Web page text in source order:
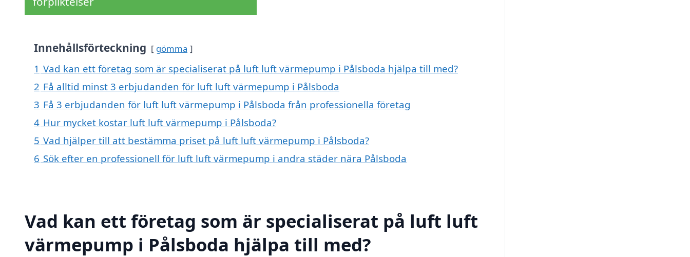
Innehållsförteckning gömma
1 Vad kan ett företag som är specialiserat på luft luft värmepump i Pålsboda hjälpa till med?
2 Få alltid minst 3 erbjudanden för luft luft värmepump i Pålsboda
3 Få 3 erbjudanden för luft luft värmepump i Pålsboda från professionella företag
4 Hur mycket kostar luft luft värmepump i Pålsboda?
5 Vad hjälper till att bestämma priset på luft luft värmepump i Pålsboda?
6 Sök efter en professionell för luft luft värmepump i andra städer nära Pålsboda
Vad kan ett företag som är specialiserat på luft luft
värmepump i Pålsboda hjälpa till med?